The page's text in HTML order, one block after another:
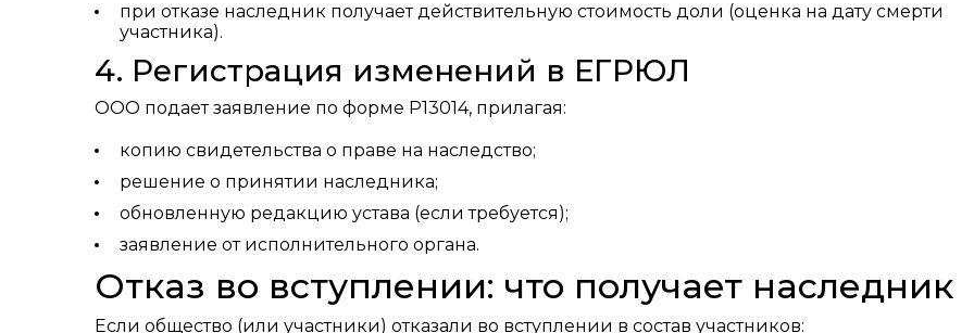
при отказе наследник получает действительную стоимость доли (оценка на дату смерти
участника).
4. Регистрация изменений в ЕГРЮЛ
ООО подает заявление по форме Р13014, прилагая:
копию свидетельства о праве на наследство;
решение о принятии наследника;
обновленную редакцию устава (если требуется);
заявление от исполнительного органа.
Отказ во вступлении: что получает наследник
Если общество (или участники) отказали во вступлении в состав участников: